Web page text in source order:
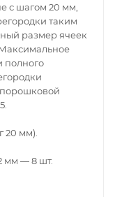
с шагом 20 мм,
таким
размер ячеек
полного
20 мм).
мм — 8 шт.